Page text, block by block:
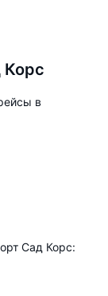
Корс
в
Сад Корс: